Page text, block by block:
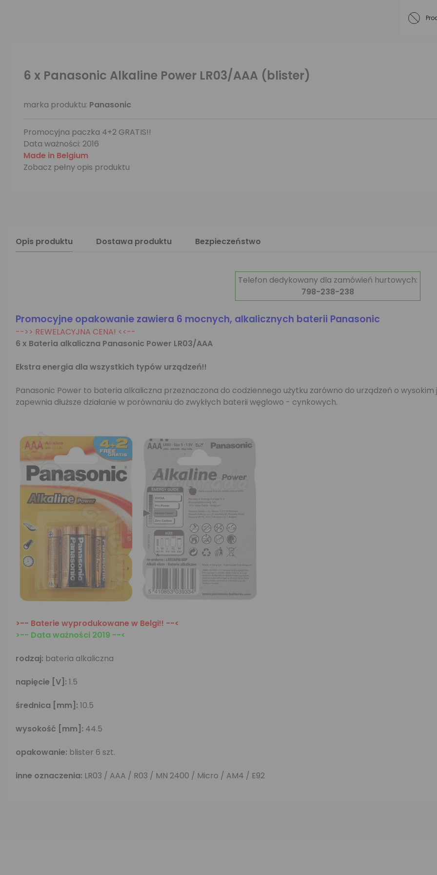
6 x Panasonic Alkaline Power LR03/AAA (blister)
marka produktu: Panasonic
Promocyjna paczka 4+2 GRATIS!!
Data ważności: 2016
Made in Belgium
Zobacz pełny opis produktu
Opis produktu Dostawa produktu Bezpieczeństwo
Telefon dedykowany dla zamówień hurtowych:
798-238-238
Promocyjne opakowanie zawiera 6 mocnych, alkalicznych baterii Panasonic
-->> REWELACYJNA CENA! <<--
6 x Bateria alkaliczna Panasonic Power LR03/AAA
Ekstra energia dla wszystkich typów urządzeń!!
Panasonic Power to bateria alkaliczna przeznaczona do codziennego użytku zarówno do urządzeń o
zapewnia dłuższe działanie w porównaniu do zwykłych baterii węglowo - cynkowych.
>-- Baterie wyprodukowane w Belgi!! --<
>-- Data ważności 2019 --<
rodzaj: bateria alkaliczna
napięcie [V]: 1.5
średnica [mm]: 10.5
wysokość [mm]: 44.5
opakowanie: blister 6 szt.
inne oznaczenia: LR03 / AAA / R03 / MN 2400 / Micro / AM4 / E92